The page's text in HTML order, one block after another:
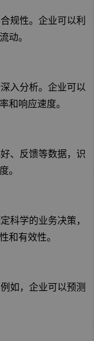
规性。企业可以利
动。
入分析。企业可以
和响应速度。
、反馈等数据，识
。
科学的业务决策，
和有效性。
如，企业可以预测